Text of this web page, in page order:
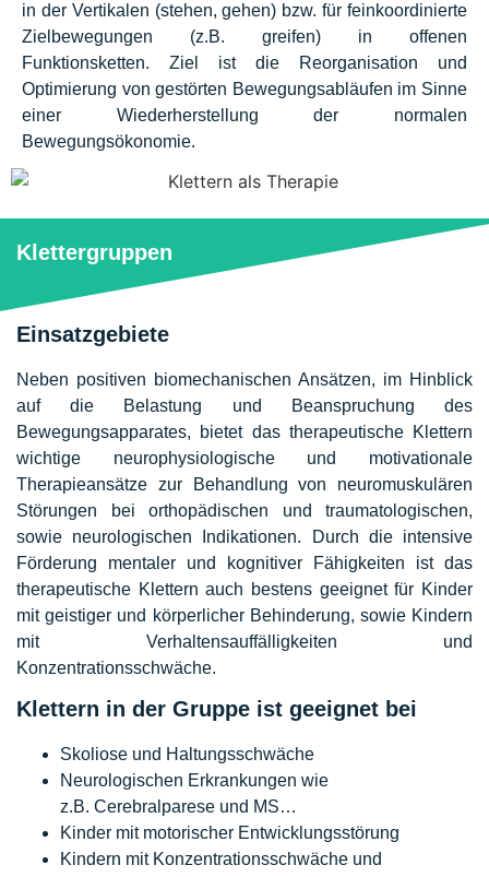
in der Vertikalen (stehen, gehen) bzw. für feinkoordinierte
Zielbewegungen (z.B. greifen) in offenen
Funktionsketten. Ziel ist die Reorganisation und
Optimierung von gestörten Bewegungsabläufen im Sinne
einer Wiederherstellung der normalen
Bewegungsökonomie.
Klettergruppen
Einsatzgebiete
Neben positiven biomechanischen Ansätzen, im Hinblick
auf die Belastung und Beanspruchung des
Bewegungsapparates, bietet das therapeutische Klettern
wichtige neurophysiologische und motivationale
Therapieansätze zur Behandlung von neuromuskulären
Störungen bei orthopädischen und traumatologischen,
sowie neurologischen Indikationen. Durch die intensive
Förderung mentaler und kognitiver Fähigkeiten ist das
therapeutische Klettern auch bestens geeignet für Kinder
mit geistiger und körperlicher Behinderung, sowie Kindern
mit Verhaltensauffälligkeiten und
Konzentrationsschwäche.
Klettern in der Gruppe ist geeignet bei
Skoliose und Haltungsschwäche
Neurologischen Erkrankungen wie
z.B. Cerebralparese und MS…
Kinder mit motorischer Entwicklungsstörung
Kindern mit Konzentrationsschwäche und